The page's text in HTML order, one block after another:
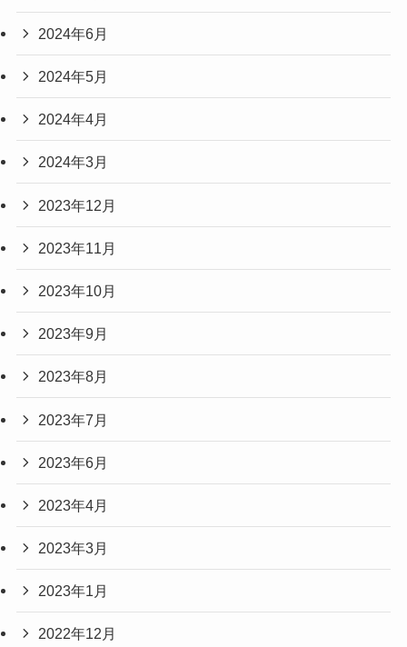
2024年6月
2024年5月
2024年4月
2024年3月
2023年12月
2023年11月
2023年10月
2023年9月
2023年8月
2023年7月
2023年6月
2023年4月
2023年3月
2023年1月
2022年12月